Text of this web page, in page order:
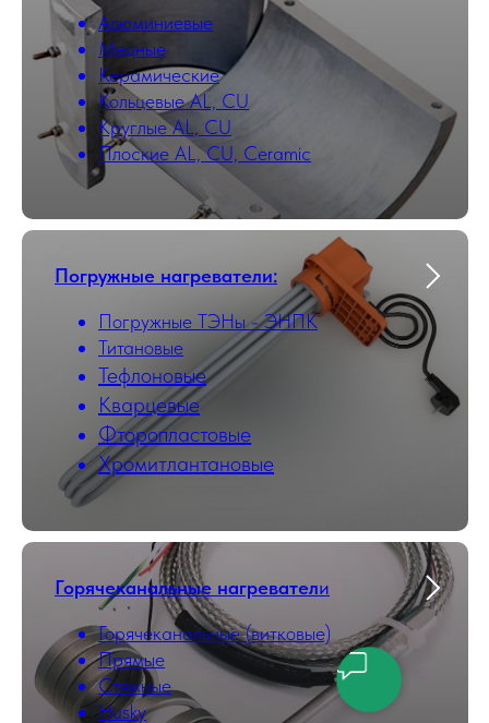
Алюминиевые
Медные
Керамические
Кольцевые AL, CU
Круглые AL, CU
Плоские AL, CU, Ceramic
Погружные нагреватели:
Погружные ТЭНы - ЭНПК
Титановые
Тефлоновые
Кварцевые
Фторопластовые
Хромитлантановые
Горячеканальные нагреватели
Горячеканальные (витковые)
Прямые
Стяжные
Husky